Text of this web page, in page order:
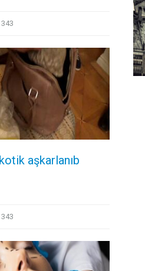
343
aşkarlanıb
343